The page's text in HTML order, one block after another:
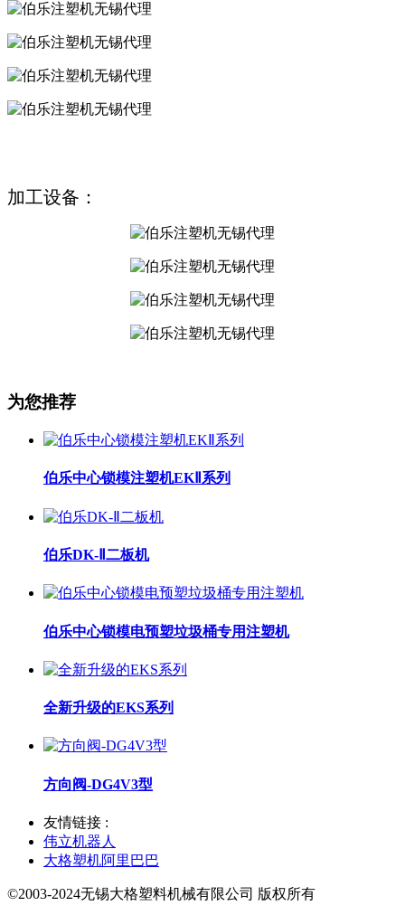
加工设备：
为您推荐
伯乐中心锁模注塑机EKⅡ系列
伯乐DK-Ⅱ二板机
伯乐中心锁模电预塑垃圾桶专用注塑机
全新升级的EKS系列
方向阀-DG4V3型
友情链接 :
伟立机器人
大格塑机阿里巴巴
©2003-2024无锡大格塑料机械有限公司 版权所有